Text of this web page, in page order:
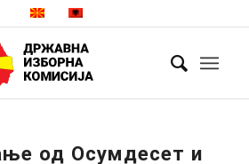
од Осумдесет и